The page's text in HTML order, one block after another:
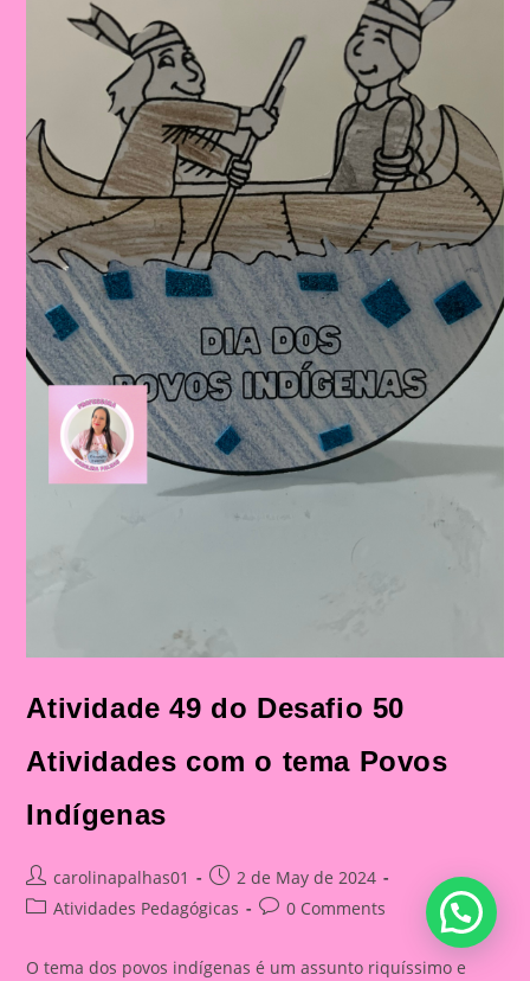
Atividade 49 do Desafio 50
Atividades com o tema Povos
Indígenas
Post
author:
carolinapalhas01
Post
published:
2 de May de 2024
PostAtividades Pedagógicas
Post0 Comments
O tema dos povos indígenas é um assunto riquíssimo e